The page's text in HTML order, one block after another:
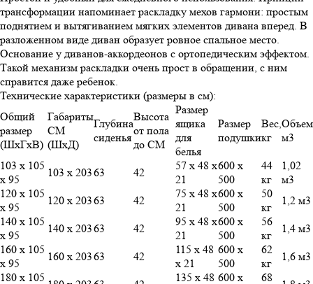
трансформации напоминает раскладку мехов гармони: простым
поднятием и вытягиванием мягких элементов дивана вперед. В
разложенном виде диван образует ровное спальное место.
Основание у диванов-аккордеонов с ортопедическим эффектом.
Такой механизм раскладки очень прост в обращении, с ним
справится даже ребенок.
Технические характеристики (размеры в см):
Общий
размер
(ШхГхВ)
Габариты
СМ
(ШхД)
Глубина
сиденья
Высота
от пола
до СМ
Размер
ящика
для
белья
Размер
подушки
Вес,
кг
Объем
м3
103 х 105
х 95
103 х 20363 42
57 х 48 х
21
600 х
500
44
кг
1,02
м3
120 х 105
х 95
120 х 20363 42
75 х 48 х
21
600 х
500
50
кг
1,2 м3
140 х 105
х 95
140 х 20363 42
95 х 48 х
21
600 х
500
56
кг
1,4 м3
160 х 105
х 95
160 х 20363 42
115 х 48
х 21
600 х
500
62
кг
1,6 м3
180 х 105
135 х 48 600 х
68